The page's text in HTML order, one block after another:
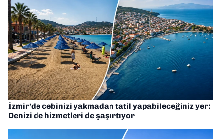
İzmir’de cebinizi yakmadan tatil yapabileceğiniz yer:
Denizi de hizmetleri de şaşırtıyor